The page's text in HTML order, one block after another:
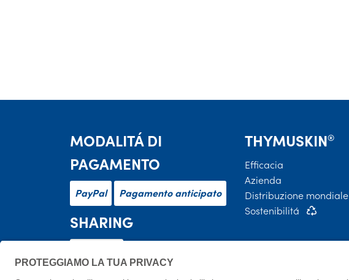
MODALITÁ DI
PAGAMENTO
PayPal Pagamento anticipato
SHARING
THYMUSKIN®
Efficacia
Azienda
Distribuzione mondiale
Sostenibilitá